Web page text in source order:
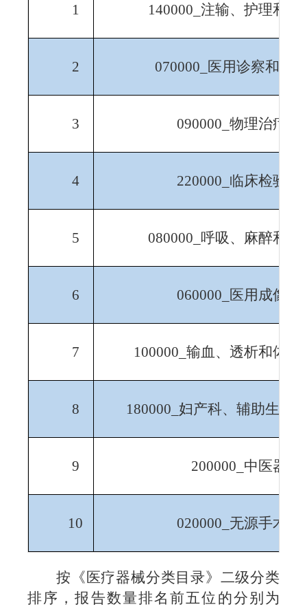
1 140000_ 注输、护理和防
2 070000_ 医用诊察和监
3 090000_ 物理治疗器
4 220000_ 临床检验器
5 080000_ 呼吸、麻醉和急
6 060000_ 医用成像器
7 100000_ 输血、透析和体外
8 180000_ 妇产科、辅助生殖
9 200000_ 中医器械
10 020000_ 无源手术器
按《医疗器械分类目录》二级分类
排序，报告数量排名前五位的分别为